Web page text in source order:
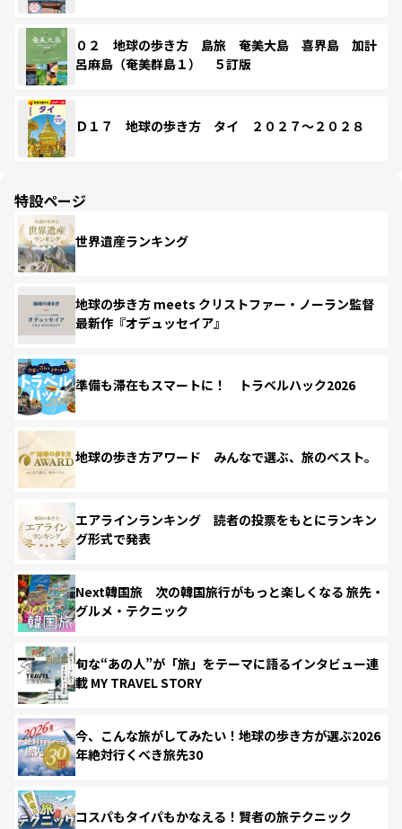
０２ 地球の歩き方 島旅 奄美大島 喜界島 加計
呂麻島（奄美群島１） ５訂版
Ｄ１７ 地球の歩き方 タイ ２０２７～２０２８
特設ページ
世界遺産ランキング
地球の歩き方 meets クリストファー・ノーラン監督
最新作『オデュッセイア』
準備も滞在もスマートに！ トラベルハック2026
地球の歩き方アワード みんなで選ぶ、旅のベスト。
エアラインランキング 読者の投票をもとにランキン
グ形式で発表
Next韓国旅 次の韓国旅行がもっと楽しくなる 旅先・
グルメ・テクニック
旬な“あの人”が「旅」をテーマに語るインタビュー連
載 MY TRAVEL STORY
今、こんな旅がしてみたい！地球の歩き方が選ぶ2026
年絶対行くべき旅先30
コスパもタイパもかなえる！賢者の旅テクニック